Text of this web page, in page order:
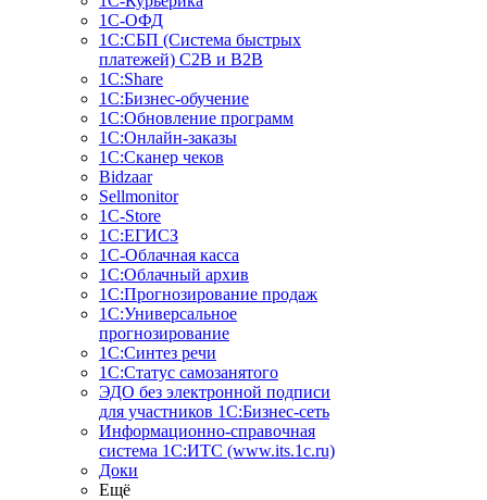
1С-ОФД
1С:СБП (Система быстрых
платежей) C2B и B2B
1С:Share
1С:Бизнес-обучение
1С:Обновление программ
1С:Онлайн-заказы
1С:Сканер чеков
Bidzaar
Sellmonitor
1C-Store
1С:ЕГИСЗ
1С-Облачная касса
1С:Облачный архив
1С:Прогнозирование продаж
1С:Универсальное
прогнозирование
1С:Синтез речи
1С:Статус самозанятого
ЭДО без электронной подписи
для участников 1С:Бизнес-сеть
Информационно-справочная
система 1С:ИТС (www.its.1c.ru)
Доки
Ещё